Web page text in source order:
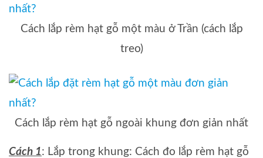
Cách lắp rèm hạt gỗ một màu ở Trần (cách lắp
treo)
Cách lắp rèm hạt gỗ ngoài khung đơn giản nhất
Cách 1: Lắp trong khung: Cách đo lắp rèm hạt gỗ